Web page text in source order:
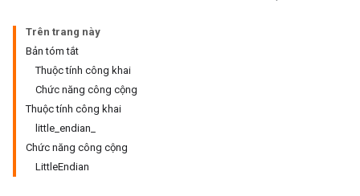
Trên trang này
Bản tóm tắt
Thuộc tính công khai
Chức năng công cộng
Thuộc tính công khai
little_endian_
Chức năng công cộng
LittleEndian